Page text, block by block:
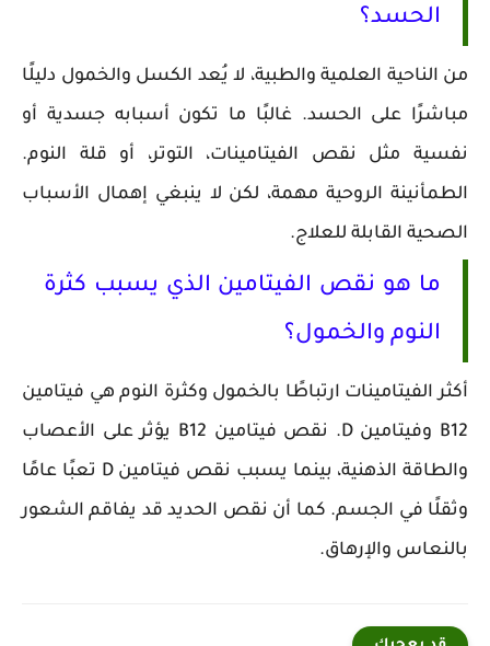
الحسد؟
من الناحية العلمية والطبية، لا يُعد الكسل والخمول دليلًا
مباشرًا على الحسد. غالبًا ما تكون أسبابه جسدية أو
نفسية مثل نقص الفيتامينات، التوتر، أو قلة النوم.
الطمأنينة الروحية مهمة، لكن لا ينبغي إهمال الأسباب
الصحية القابلة للعلاج.
ما هو نقص الفيتامين الذي يسبب كثرة
النوم والخمول؟
أكثر الفيتامينات ارتباطًا بالخمول وكثرة النوم هي فيتامين
B12 وفيتامين D. نقص فيتامين B12 يؤثر على الأعصاب
والطاقة الذهنية، بينما يسبب نقص فيتامين D تعبًا عامًا
وثقلًا في الجسم. كما أن نقص الحديد قد يفاقم الشعور
بالنعاس والإرهاق.